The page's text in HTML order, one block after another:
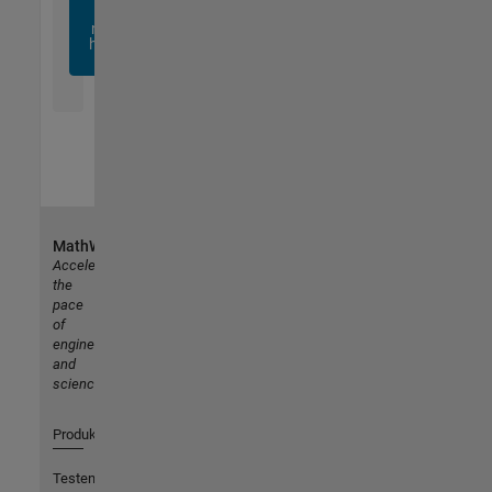
noch
heute
MathWorks
Accelerating
the
pace
of
engineering
and
science
Produkte
Testen oder Kaufen